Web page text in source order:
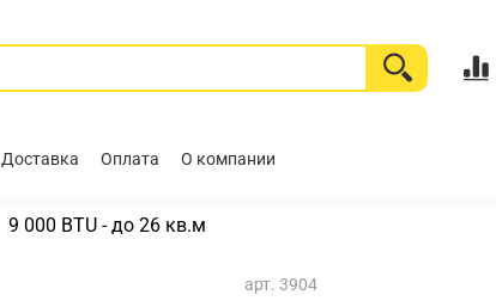
Доставка Оплата О компании
9 000 BTU - до 26 кв.м
арт. 3904